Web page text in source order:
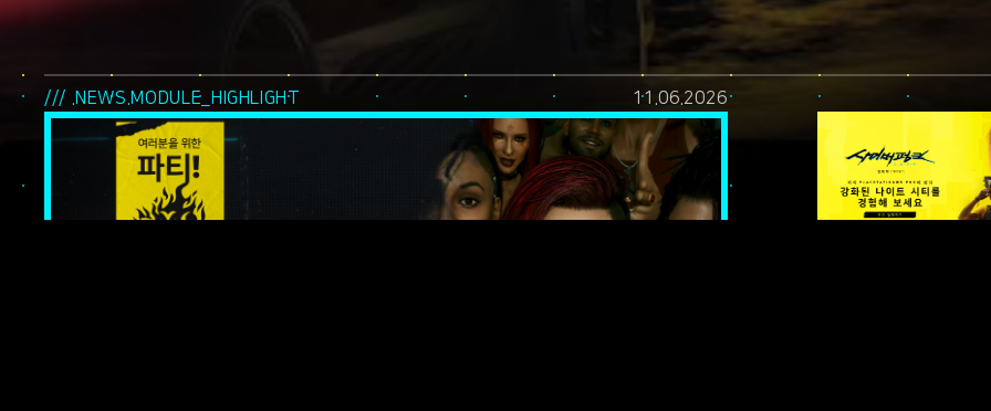
/// .NEWS.MODULE_HIGHLIGHT 11.06.2026